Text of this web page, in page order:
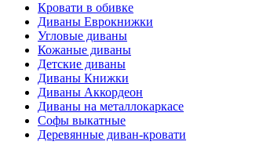
Кровати в обивке
Диваны Еврокнижки
Угловые диваны
Кожаные диваны
Детские диваны
Диваны Книжки
Диваны Аккордеон
Диваны на металлокаркасе
Софы выкатные
Деревянные диван-кровати